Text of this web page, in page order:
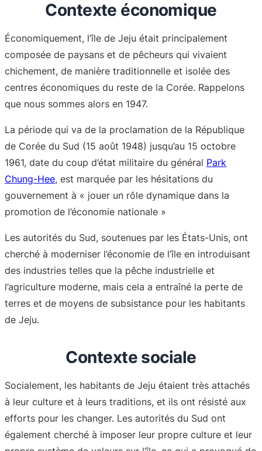
Contexte économique
Économiquement, l’île de Jeju était principalement
composée de paysans et de pêcheurs qui vivaient
chichement, de manière traditionnelle et isolée des
centres économiques du reste de la Corée. Rappelons
que nous sommes alors en 1947.
La période qui va de la proclamation de la République
de Corée du Sud (15 août 1948) jusqu’au 15 octobre
1961, date du coup d’état militaire du général Park
Chung-Hee, est marquée par les hésitations du
gouvernement à « jouer un rôle dynamique dans la
promotion de l’économie nationale »
Les autorités du Sud, soutenues par les États-Unis, ont
cherché à moderniser l’économie de l’île en introduisant
des industries telles que la pêche industrielle et
l’agriculture moderne, mais cela a entraîné la perte de
terres et de moyens de subsistance pour les habitants
de Jeju.
Contexte sociale
Socialement, les habitants de Jeju étaient très attachés
à leur culture et à leurs traditions, et ils ont résisté aux
efforts pour les changer. Les autorités du Sud ont
également cherché à imposer leur propre culture et leur